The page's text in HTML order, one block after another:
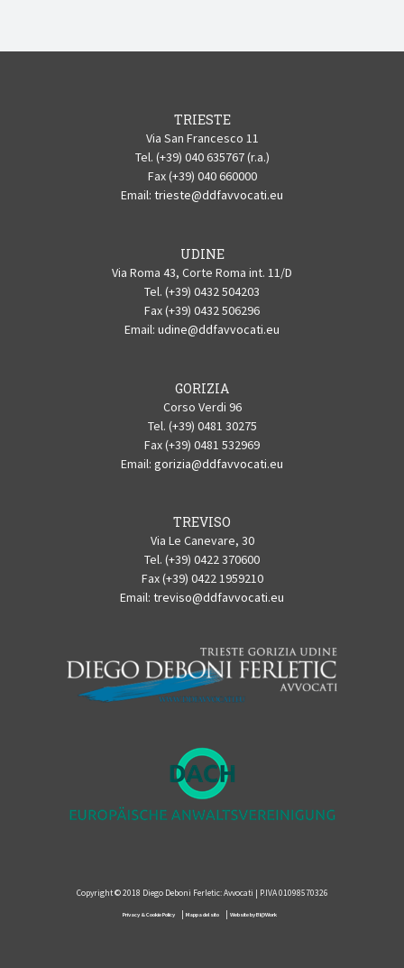
TRIESTE
Via San Francesco 11
Tel. (+39) 040 635767 (r.a.)
Fax (+39) 040 660000
Email: trieste@ddfavvocati.eu
UDINE
Via Roma 43, Corte Roma int. 11/D
Tel. (+39) 0432 504203
Fax (+39) 0432 506296
Email: udine@ddfavvocati.eu
GORIZIA
Corso Verdi 96
Tel. (+39) 0481 30275
Fax (+39) 0481 532969
Email: gorizia@ddfavvocati.eu
TREVISO
Via Le Canevare, 30
Tel. (+39) 0422 370600
Fax (+39) 0422 1959210
Email: treviso@ddfavvocati.eu
Copyright © 2018 Diego Deboni Ferletic: Avvocati | P.IVA 01098570326
Privacy & Cookie Policy | Mappa del sito |Website by BI@Work